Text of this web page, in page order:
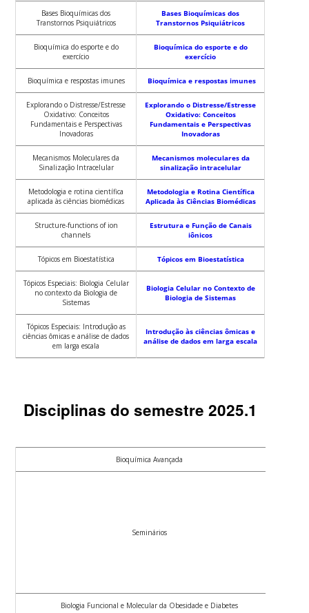
Bases Bioquímicas dos
Transtornos Psiquiátricos
Bases Bioquímicas dos
Transtornos Psiquiátricos
Bioquímica do esporte e do
exercício
Bioquímica do esporte e do
exercício
Bioquímica e respostas imunes Bioquímica e respostas imunes
Explorando o Distresse/Estresse
Oxidativo: Conceitos
Fundamentais e Perspectivas
Inovadoras
Explorando o Distresse/Estresse
Oxidativo: Conceitos
Fundamentais e Perspectivas
Inovadoras
Mecanismos Moleculares da
Sinalização Intracelular
Mecanismos moleculares da
sinalização intracelular
Metodologia e rotina científica
aplicada às ciências biomédicas
Metodologia e Rotina Científica
Aplicada às Ciências Biomédicas
Structure-functions of ion
channels
Estrutura e Função de Canais
iônicos
Tópicos em Bioestatística Tópicos em Bioestatística
Tópicos Especiais: Biologia Celular
no contexto da Biologia de
Sistemas
Biologia Celular no Contexto de
Biologia de Sistemas
Tópicos Especiais: Introdução as
ciências ômicas e análise de dados
em larga escala
Introdução às ciências ômicas e
análise de dados em larga escala
Disciplinas do semestre 2025.1
Bioquímica Avançada
Seminários
Biologia Funcional e Molecular da Obesidade e Diabetes